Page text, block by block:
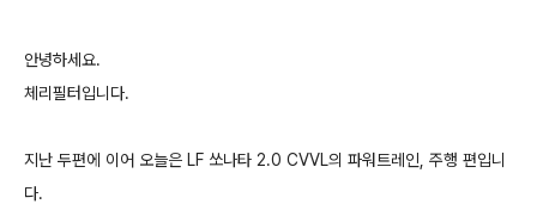
안녕하세요.
체리필터입니다.
지난 두편에 이어 오늘은 LF 쏘나타 2.0 CVVL의 파워트레인, 주행 편입니
다.